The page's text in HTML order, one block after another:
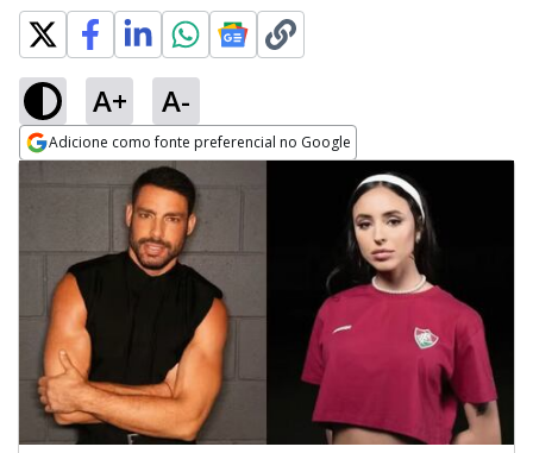
A+ A-
Adicione como fonte preferencial no Google
Opens in new window